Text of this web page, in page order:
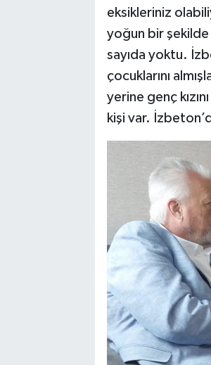
eksikleriniz
yoğun bir
sayıda yoktu.
çocuklarını
yerine genç
kişi var.